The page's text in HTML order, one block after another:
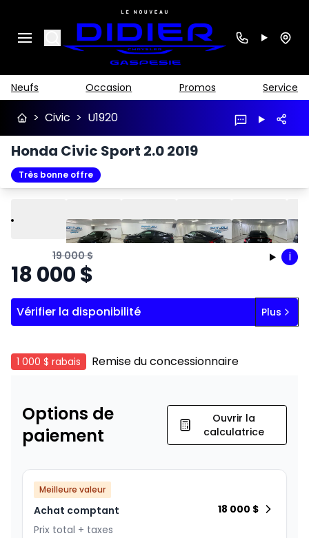
Search
Neufs Occasion Promos Service
> Civic > U1920
Honda Civic Sport 2.0 2019
Très bonne offre
Lire Précédent
Suivant
19 000$
18 000$
i
Vérifier la disponibilité Plus
1 000 $ rabais Remise du concessionnaire
Options de
paiement
Ouvrir la
calculatrice
Meilleure valeur
Achat comptant
Prix total + taxes
18 000 $